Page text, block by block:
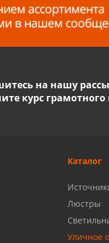
61 ТЦ
(БЦ
на нашу
курс грамотного
Каталог
Люстры
Уличное